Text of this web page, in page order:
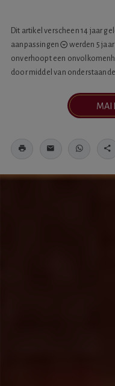
Dit artikel verscheen 14 jaar
aanpassingen
werden 5
onverhoopt een
door middel van onderstaande